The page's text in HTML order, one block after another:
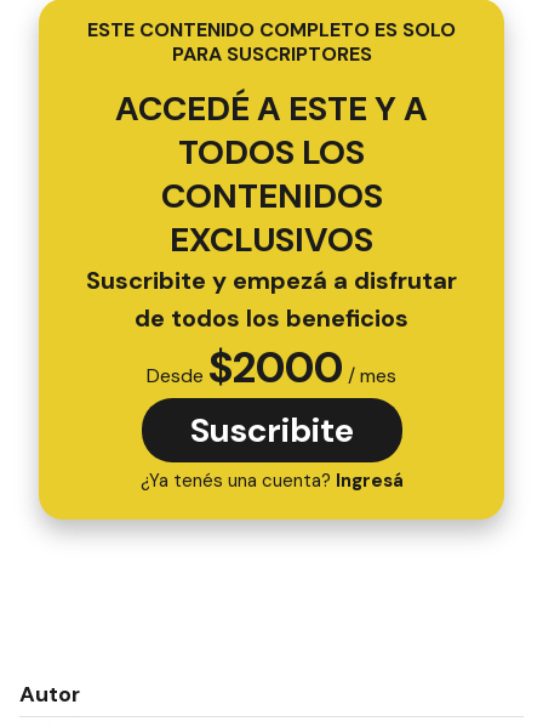
ESTE CONTENIDO COMPLETO ES SOLO
PARA SUSCRIPTORES
ACCEDÉ A ESTE Y A
TODOS LOS
CONTENIDOS
EXCLUSIVOS
Suscribite y empezá a disfrutar
de todos los beneficios
Desde $2000 / mes
Suscribite
¿Ya tenés una cuenta? Ingresá
Autor